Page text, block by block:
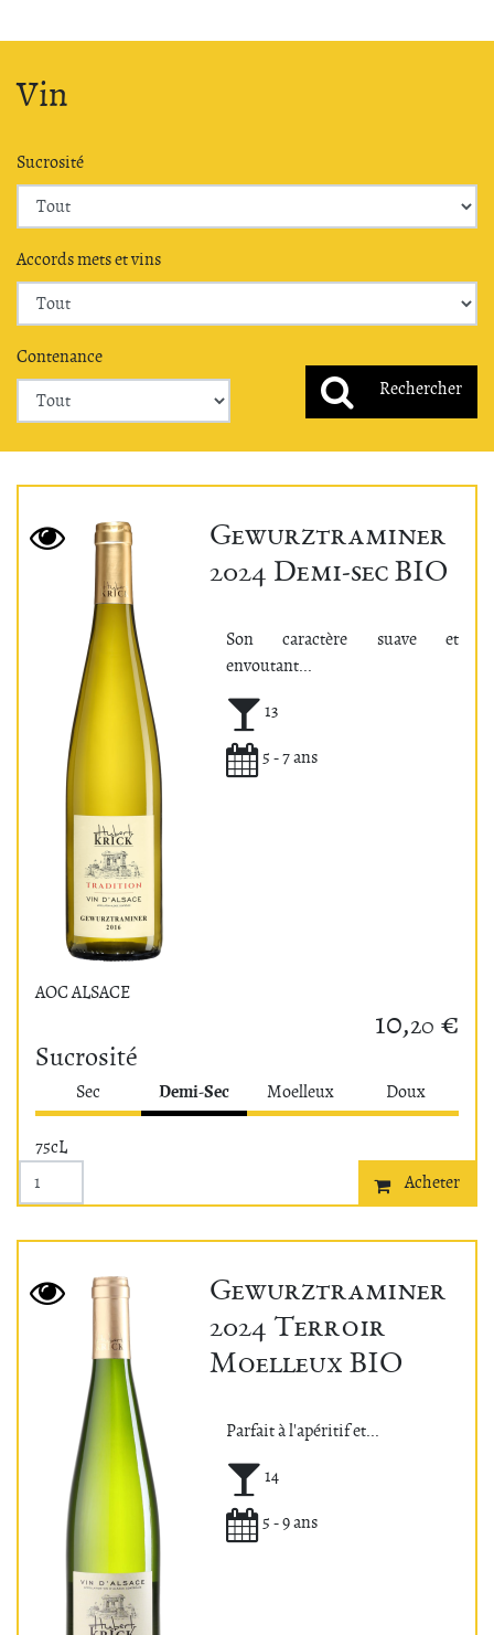
Vin
Sucrosité
Accords mets et vins
Contenance
Rechercher
Gewurztraminer
2024 Demi-sec BIO
Son caractère suave et
envoutant...
Alcool (°)
13
Potentiel de garde
5 - 7 ans
AOC ALSACE
10,20 €
Sucrosité
Sec Demi-Sec Moelleux Doux
75cL
Acheter
Gewurztraminer
2024 Terroir
Moelleux BIO
Parfait à l'apéritif et...
Alcool (°)
14
Potentiel de garde
5 - 9 ans